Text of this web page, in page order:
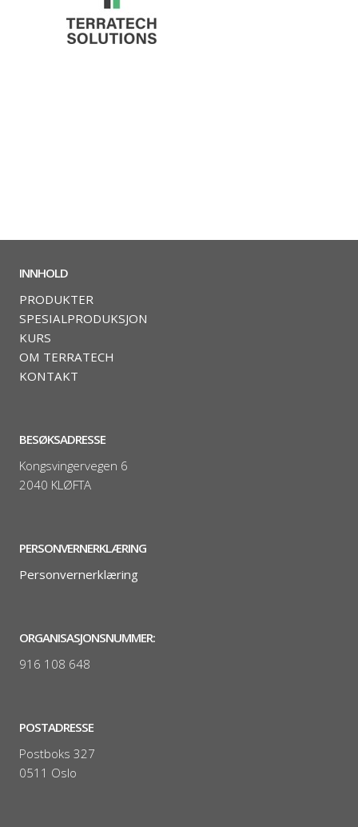
INNHOLD
PRODUKTER
SPESIALPRODUKSJON
KURS
OM TERRATECH
KONTAKT
BESØKSADRESSE
Kongsvingervegen 6
2040 KLØFTA
PERSONVERNERKLÆRING
Personvernerklæring
ORGANISASJONSNUMMER:
916 108 648
POSTADRESSE
Postboks 327
0511 Oslo